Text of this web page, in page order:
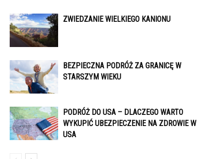
ZWIEDZANIE WIELKIEGO KANIONU
BEZPIECZNA PODRÓŻ ZA GRANICĘ W
STARSZYM WIEKU
PODRÓŻ DO USA – DLACZEGO WARTO
WYKUPIĆ UBEZPIECZENIE NA ZDROWIE W
USA